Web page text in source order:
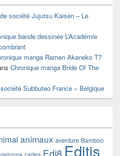
société Jujutsu Kaisen – Le
bande dessinée L’Académie
manga Ramen Akaneko T7
Chronique manga Bride Of The
Subbuteo France – Belgique
animaux aventure Bamboo
cartes Edi8 Editis